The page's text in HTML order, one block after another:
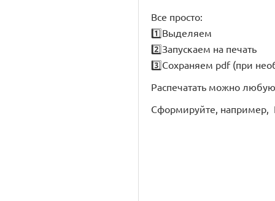
Все просто:
1️⃣Выделяем
2️⃣Запускаем на печать
3️⃣Сохраняем pdf (при
Распечатать можно
Сформируйте, например,